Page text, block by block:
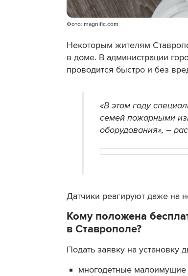
Фото: magnific.com
Некоторым жителям
в доме. В администрации
проводится быстро и без
«В этом году
семей пожарными
оборудования», –
Датчики реагируют даже на
Кому положена
в Ставрополе?
Подать заявку на установку
многодетные малоимущие